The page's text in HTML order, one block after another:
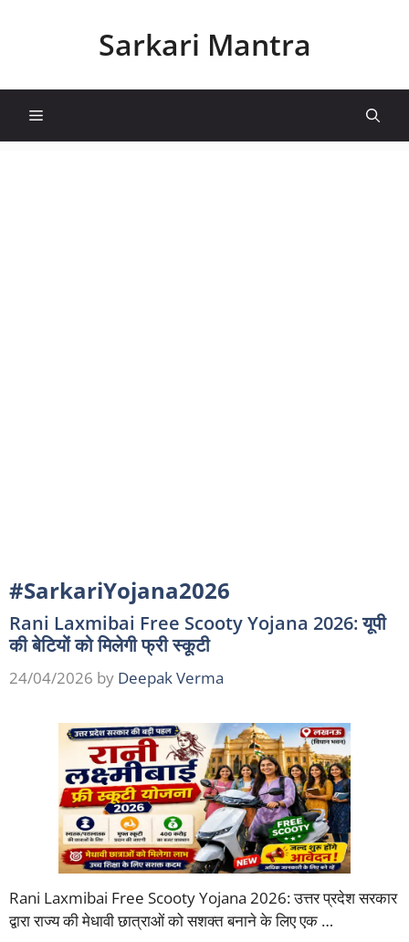
Sarkari Mantra
Menu
#SarkariYojana2026
Rani Laxmibai Free Scooty Yojana 2026: यूपी
की बेटियों को मिलेगी फ्री स्कूटी
24/04/2026 by Deepak Verma
Rani Laxmibai Free Scooty Yojana 2026: उत्तर प्रदेश सरकार
द्वारा राज्य की मेधावी छात्राओं को सशक्त बनाने के लिए एक …